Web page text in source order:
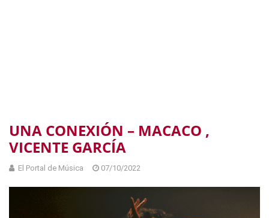
UNA CONEXIÓN – MACACO ,
VICENTE GARCÍA
El Portal de Música 07/10/2022